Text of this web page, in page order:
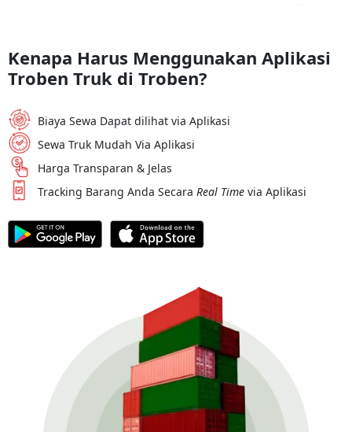
Kenapa Harus Menggunakan Aplikasi
Troben Truk di Troben?
Biaya Sewa Dapat dilihat via Aplikasi
Sewa Truk Mudah Via Aplikasi
Harga Transparan & Jelas
Tracking Barang Anda Secara Real Time via Aplikasi